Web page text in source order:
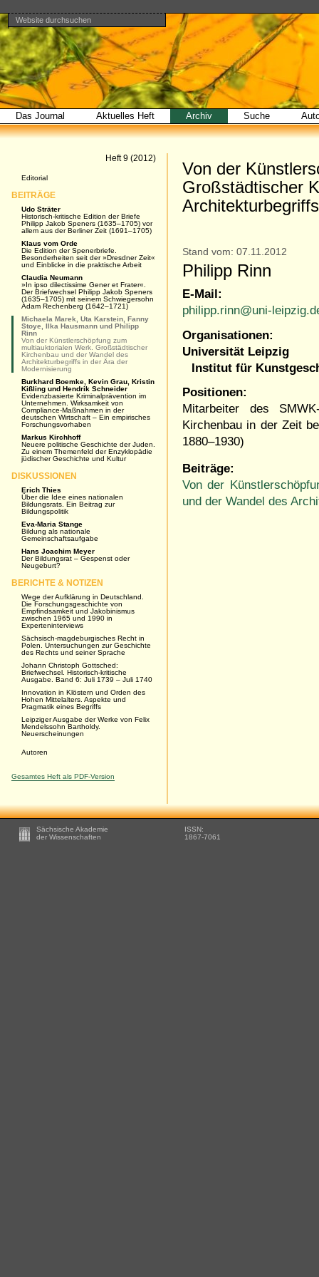
Direkt
zum
Inhalt
|
Direkt
zur
Navigation
Benutzerspezifische
Werkzeuge
Website durchsuchen
Erweiterte
Suche…
Bereiche
Das Journal Aktuelles Heft Archiv Suche
Von der
Großstädtischer
Stand vom: 07.11.2012
Philipp Rinn
E-Mail:
philipp.rinn@uni-
Organisationen:
Universität Leipzig
Institut für
Positionen:
Mitarbeiter des
Kirchenbau in der Zeit
1880–1930)
Beiträge:
Von der
und der Wandel des
Heft 9 (2012)
Editorial
BEITRÄGE
Udo Sträter
Historisch-kritische Edition der Briefe
Philipp Jakob Speners (1635–1705) vor
allem aus der Berliner Zeit (1691–1705)
Klaus vom Orde
Die Edition der Spenerbriefe.
Besonderheiten seit der »Dresdner Zeit«
und Einblicke in die praktische Arbeit
Claudia Neumann
»In ipso dilectissime Gener et Frater«.
Der Briefwechsel Philipp Jakob Speners
(1635–1705) mit seinem Schwiegersohn
Adam Rechenberg (1642–1721)
Michaela Marek, Uta Karstein, Fanny
Stoye, Ilka Hausmann und Philipp
Rinn
Von der Künstlerschöpfung zum
multiauktorialen Werk. Großstädtischer
Kirchenbau und der Wandel des
Architekturbegriffs in der Ära der
Modernisierung
Burkhard Boemke, Kevin Grau, Kristin
Kißling und Hendrik Schneider
Evidenzbasierte Kriminalprävention im
Unternehmen. Wirksamkeit von
Compliance-Maßnahmen in der
deutschen Wirtschaft – Ein empirisches
Forschungsvorhaben
Markus Kirchhoff
Neuere politische Geschichte der Juden.
Zu einem Themenfeld der Enzyklopädie
jüdischer Geschichte und Kultur
DISKUSSIONEN
Erich Thies
Über die Idee eines nationalen
Bildungsrats. Ein Beitrag zur
Bildungspolitik
Eva-Maria Stange
Bildung als nationale
Gemeinschaftsaufgabe
Hans Joachim Meyer
Der Bildungsrat – Gespenst oder
Neugeburt?
BERICHTE & NOTIZEN
Wege der Aufklärung in Deutschland.
Die Forschungsgeschichte von
Empfindsamkeit und Jakobinismus
zwischen 1965 und 1990 in
Experteninterviews
Sächsisch-magdeburgisches Recht in
Polen. Untersuchungen zur Geschichte
des Rechts und seiner Sprache
Johann Christoph Gottsched:
Briefwechsel. Historisch-kritische
Ausgabe. Band 6: Juli 1739 – Juli 1740
Innovation in Klöstern und Orden des
Hohen Mittelalters. Aspekte und
Pragmatik eines Begriffs
Leipziger Ausgabe der Werke von Felix
Mendelssohn Bartholdy.
Neuerscheinungen
Autoren
Gesamtes Heft als PDF-Version
Footer
Sächsische Akademie
der Wissenschaften
ISSN:
1867-7061